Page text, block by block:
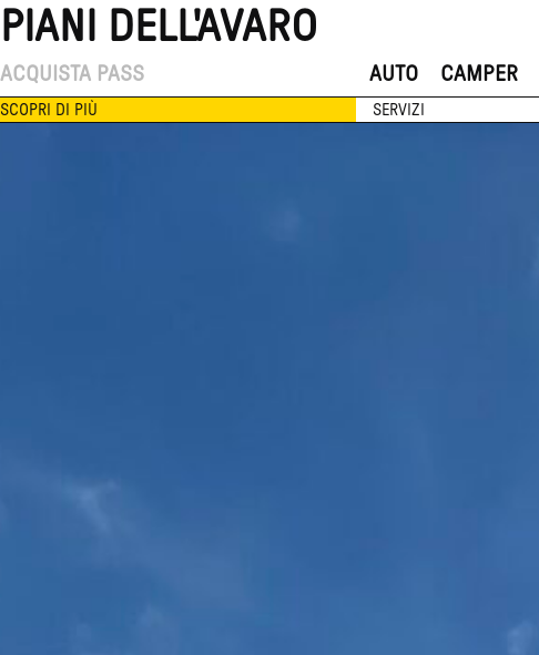
PIANI DELL'AVARO
ACQUISTA PASS AUTO CAMPER
SCOPRI DI PIÙ SERVIZI